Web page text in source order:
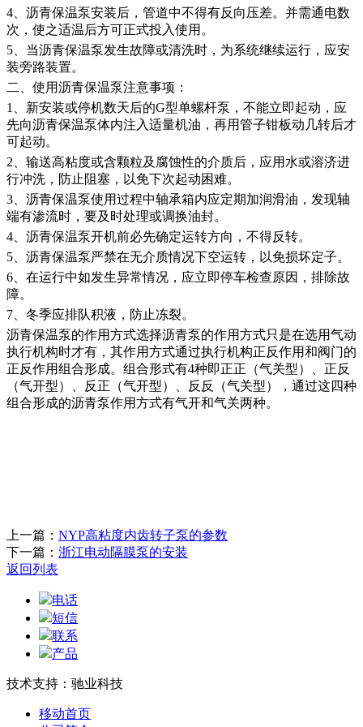
4、沥青保温泵安装后，管道中不得有反向压差。并需通电数
次，使之适温后方可正式投入使用。
5、当沥青保温泵发生故障或清洗时，为系统继续运行，应安
装旁路装置。
二、使用沥青保温泵注意事项：
1、新安装或停机数天后的G型单螺杆泵，不能立即起动，应
先向沥青保温泵体内注入适量机油，再用管子钳板动几转后才
可起动。
2、输送高粘度或含颗粒及腐蚀性的介质后，应用水或溶济进
行冲洗，防止阻塞，以免下次起动困难。
3、沥青保温泵使用过程中轴承箱内应定期加润滑油，发现轴
端有渗流时，要及时处理或调换油封。
4、沥青保温泵开机前必先确定运转方向，不得反转。
5、沥青保温泵严禁在无介质情况下空运转，以免损坏定子。
6、在运行中如发生异常情况，应立即停车检查原因，排除故
障。
7、冬季应排队积液，防止冻裂。
沥青保温泵的作用方式选择沥青泵的作用方式只是在选用气动
执行机构时才有，其作用方式通过执行机构正反作用和阀门的
正反作用组合形成。组合形式有4种即正正（气关型）、正反
（气开型）、反正（气开型）、反反（气关型），通过这四种
组合形成的沥青泵作用方式有气开和气关两种。
上一篇： NYP高粘度内齿转子泵的参数
下一篇： 浙江电动隔膜泵的安装
返回列表
电话
短信
联系
产品
技术支持：驰业科技
移动首页